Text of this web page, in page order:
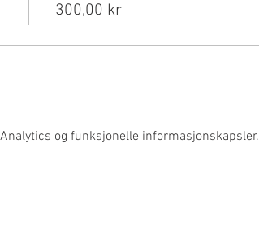
300,00 kr
og funksjonelle informasjonskapsler.